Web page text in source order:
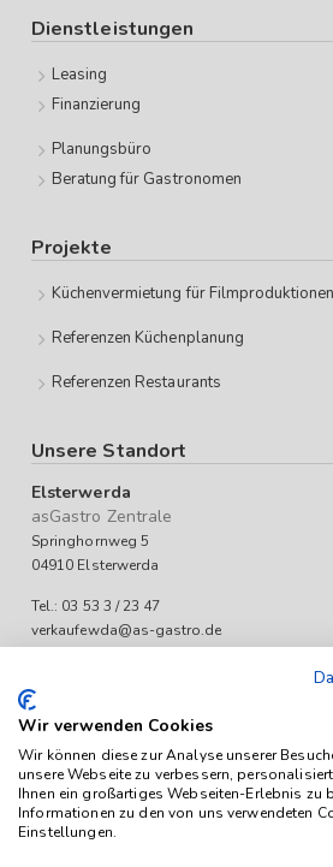
Dienstleistungen
Leasing
Finanzierung
Planungsbüro
Beratung für Gastronomen
Projekte
Küchenvermietung für Filmproduktionen
Referenzen Küchenplanung
Referenzen Restaurants
Unsere Standort
Elsterwerda
asGastro Zentrale
Springhornweg 5
04910 Elsterwerda
Tel.: 03 53 3 / 23 47
verkaufewda@as-gastro.de
Mo-Fr 09:00 bis 17:00 Uhr
Das Angebot von as-Gastro richtet sich
Wir verwenden Cookies
Wir können diese zur Analyse unserer
unsere Webseite zu verbessern,
Ihnen ein großartiges Webseiten-Erlebnis zu
Informationen zu den von uns verwendeten
Einstellungen.